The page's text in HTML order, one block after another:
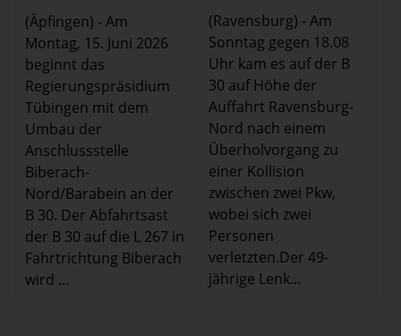
(Äpfingen) - Am
Montag, 15. Juni 2026
beginnt das
Regierungspräsidium
Tübingen mit dem
Umbau der
Anschlussstelle
Biberach-
Nord/Barabein an der
B 30. Der Abfahrtsast
der B 30 auf die L 267 in
Fahrtrichtung Biberach
wird ...
(Ravensburg) - Am
Sonntag gegen 18.08
Uhr kam es auf der B
30 auf Höhe der
Auffahrt Ravensburg-
Nord nach einem
Überholvorgang zu
einer Kollision
zwischen zwei Pkw,
wobei sich zwei
Personen
verletzten.Der 49-
jährige Lenk...